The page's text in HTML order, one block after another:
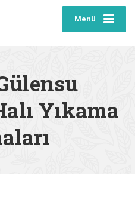
Menü
Yıkama